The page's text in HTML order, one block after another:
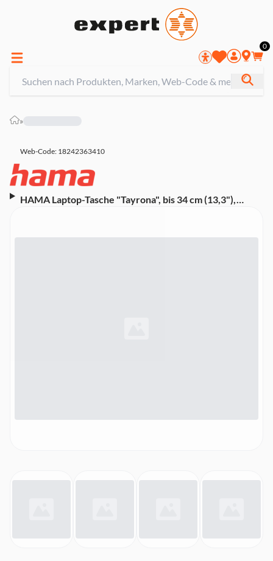
0
»
Web-Code: 18242363410
HAMA Laptop-Tasche "Tayrona", bis 34 cm (13,3"),